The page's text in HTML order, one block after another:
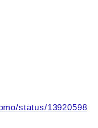
status/13920598